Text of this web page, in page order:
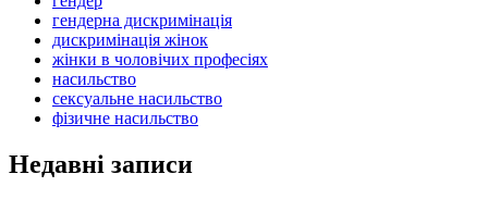
гендерна дискримінація
дискримінація жінок
жінки в чоловічих професіях
насильство
сексуальне насильство
фізичне насильство
Недавні записи